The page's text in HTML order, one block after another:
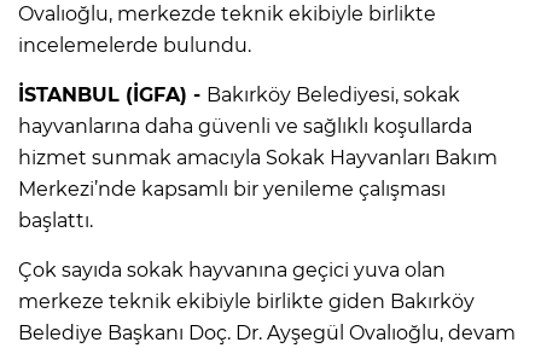
Ovalıoğlu, merkezde teknik ekibiyle birlikte
incelemelerde bulundu.
İSTANBUL (İGFA) - Bakırköy Belediyesi, sokak
hayvanlarına daha güvenli ve sağlıklı koşullarda
hizmet sunmak amacıyla Sokak Hayvanları Bakım
Merkezi’nde kapsamlı bir yenileme çalışması
başlattı.
Çok sayıda sokak hayvanına geçici yuva olan
merkeze teknik ekibiyle birlikte giden Bakırköy
Belediye Başkanı Doç. Dr. Ayşegül Ovalıoğlu, devam